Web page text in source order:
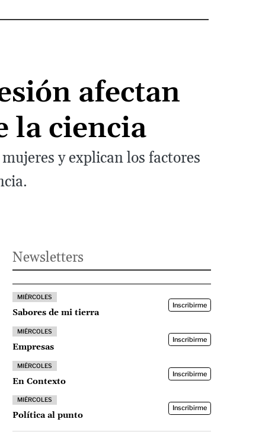
afectan
la ciencia
y explican los factores
Newsletters
MIÉRCOLES
Sabores de mi tierra
Inscribirme
MIÉRCOLES
Empresas
Inscribirme
MIÉRCOLES
En Contexto
Inscribirme
MIÉRCOLES
Política al punto
Inscribirme